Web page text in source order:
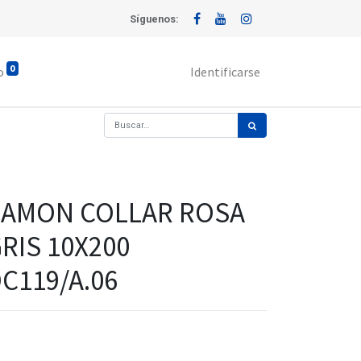
Síguenos:
0 Identificarse
COLLAR ROSA
10X200
A.06